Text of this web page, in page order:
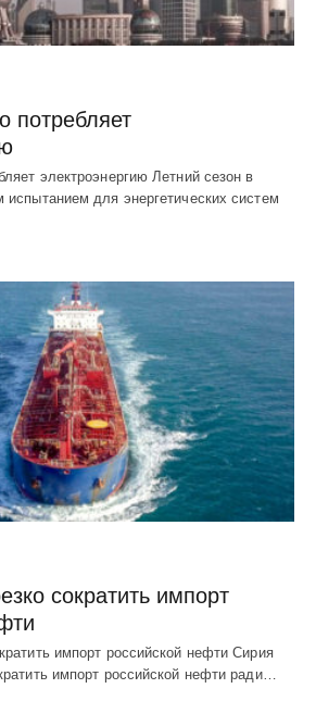
потребляет
электроэнергию Летний сезон в
испытанием для энергетических систем
сократить импорт
импорт российской нефти Сирия
импорт российской нефти ради…